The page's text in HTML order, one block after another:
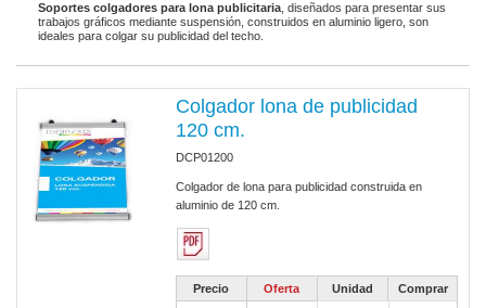
Soportes colgadores para lona publicitaria , diseñados para presentar sus
trabajos gráficos mediante suspensión, construidos en aluminio ligero, son
ideales para colgar su publicidad del techo.
Colgador lona de publicidad
120 cm.
DCP01200
Colgador de lona para publicidad construida en
aluminio de 120 cm.
Precio Oferta Unidad Comprar